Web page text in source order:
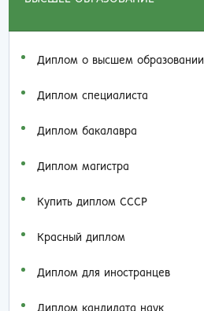
Диплом о высшем образовании
Диплом специалиста
Диплом бакалавра
Диплом магистра
Купить диплом СССР
Красный диплом
Диплом для иностранцев
Диплом кандидата наук